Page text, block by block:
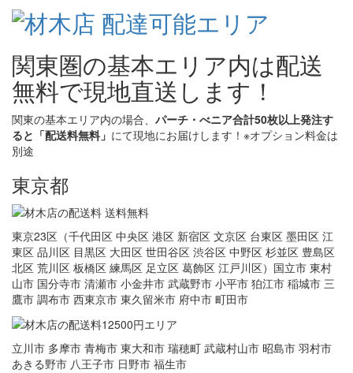
関東圏の基本エリア内は配送
無料で現地直送します！
関東の基本エリア内の場合、 パーチ・べニア合計50枚以上発注す
ると「配送料無料」 にて現地にお届けします！※オプション料金は
別途
東京都
東京23区（千代田区 中央区 港区 新宿区 文京区 台東区 墨田区 江
東区 品川区 目黒区 大田区 世田谷区 渋谷区 中野区 杉並区 豊島区
北区 荒川区 板橋区 練馬区 足立区 葛飾区 江戸川区）国立市 東村
山市 国分寺市 清瀬市 小金井市 武蔵野市 小平市 狛江市 稲城市 三
鷹市 調布市 西東京市 東久留米市 府中市 町田市
立川市 多摩市 青梅市 東大和市 瑞穂町 武蔵村山市 昭島市 羽村市
あきる野市 八王子市 日野市 福生市